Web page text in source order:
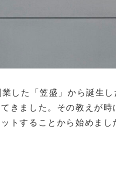
した「笠盛」から誕生
きました。その教えが
トすることから始めまし